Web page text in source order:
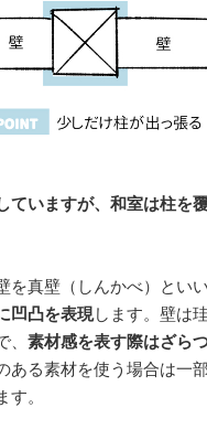
ていますが、和室は柱を
を真壁（しんかべ）といい
凹凸を表現します。壁は
素材感を表す際はざら
ある素材を使う場合は一
す。